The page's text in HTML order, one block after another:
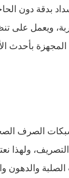
بدقة دون
ويعمل
بأحدث
الصرف الصحي
ولهذا
والدهون